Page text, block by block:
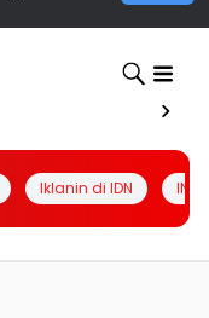
Iklanin di IDN